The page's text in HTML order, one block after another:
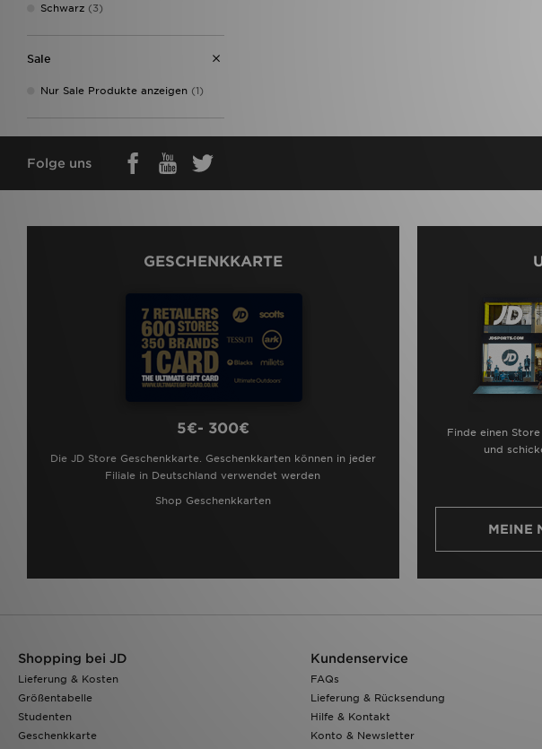
Schwarz (3)
Sale
Nur Sale Produkte anzeigen (1)
Folge uns
GESCHENKKARTE
5€- 300€
Die JD Store Geschenkkarte. Geschenkkarten können in jeder
Filiale in Deutschland verwendet werden
Shop Geschenkkarten
Finde einen
und
MEINE
Shopping bei JD
Lieferung & Kosten
Größentabelle
Studenten
Geschenkkarte
Kundenservice
FAQs
Lieferung & Rücksendung
Hilfe & Kontakt
Konto & Newsletter